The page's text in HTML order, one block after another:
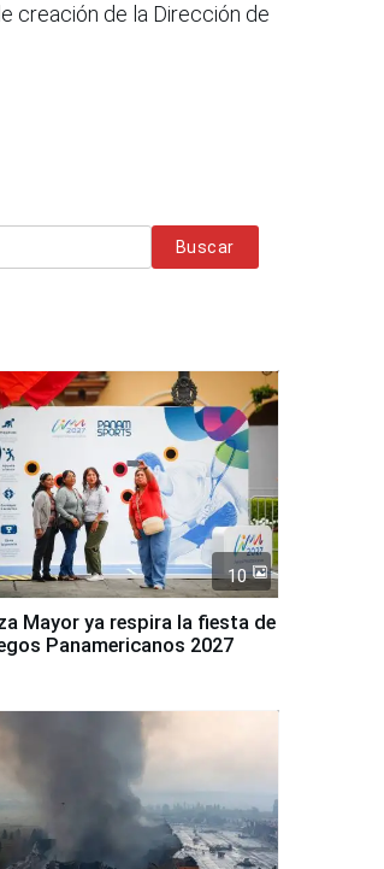
creación de la Dirección de
Buscar
10
Mayor ya respira la fiesta de
Panamericanos 2027